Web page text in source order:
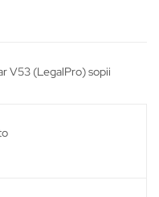
V53 (LegalPro) sopii